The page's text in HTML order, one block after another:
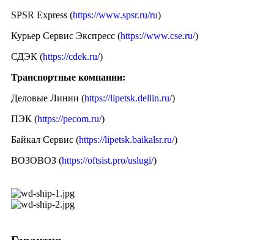
SPSR Express (https://www.spsr.ru/ru)
Курьер Сервис Экспресс (https://www.cse.ru/)
СДЭК (https://cdek.ru/)
Транспортные компании:
Деловые Линии (https://lipetsk.dellin.ru/)
ПЭК (https://pecom.ru/)
Байкал Сервис (https://lipetsk.baikalsr.ru/)
ВОЗОВОЗ (https://oftsist.pro/uslugi/)